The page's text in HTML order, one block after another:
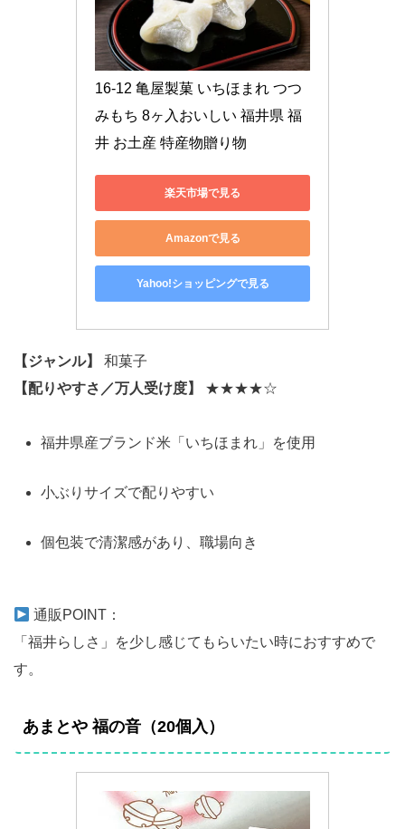
16-12 亀屋製菓 いちほまれ つつ
みもち 8ヶ入おいしい 福井県 福
井 お土産 特産物贈り物
楽天市場で見る
Amazonで見る
Yahoo!ショッピングで見る
【ジャンル】
和菓子
【配りやすさ／万人受け度】
★★★★☆
福井県産ブランド米「いちほまれ」を使用
小ぶりサイズで配りやすい
個包装で清潔感があり、職場向き
通販POINT：
「福井らしさ」を少し感じてもらいたい時におすすめで
す。
あまとや 福の音（20個入）